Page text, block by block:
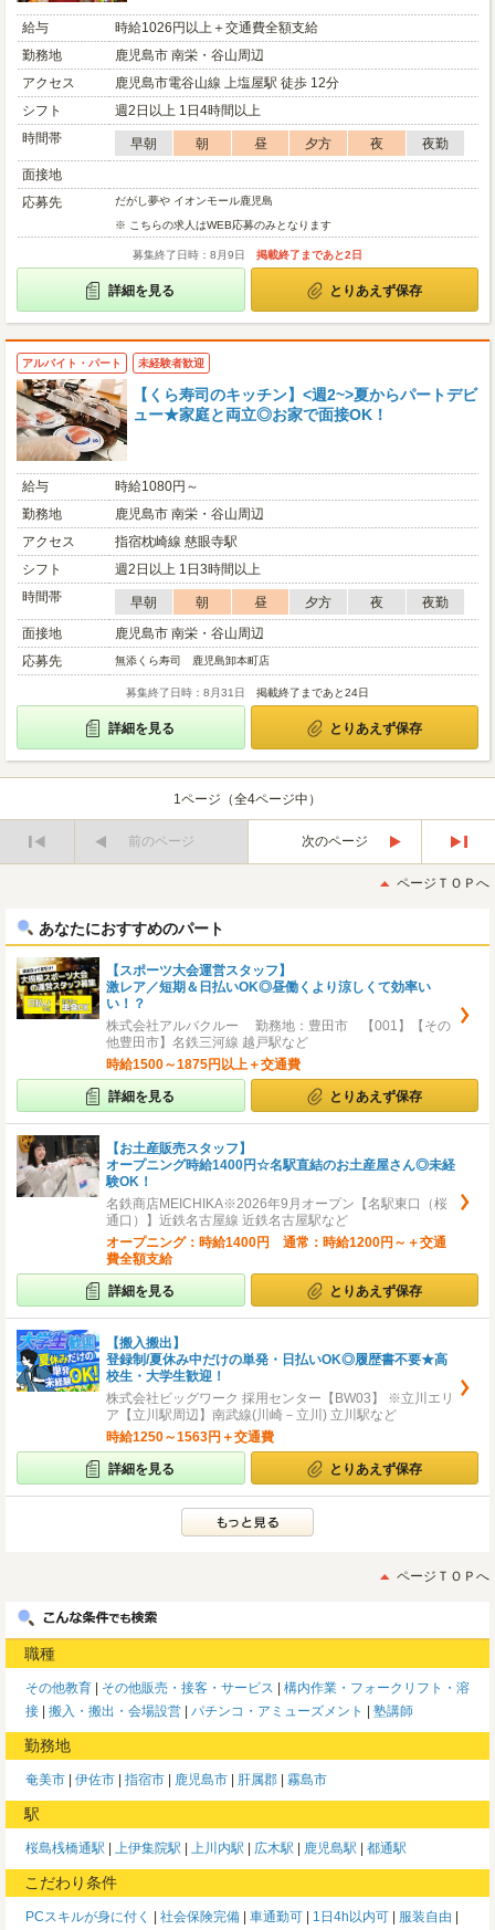
給与
時給1026円以上＋交通費全額支給
勤務地
鹿児島市 南栄・谷山周辺
アクセス
鹿児島市電谷山線 上塩屋駅 徒歩 12分
シフト
週2日以上 1日4時間以上
時間帯
早朝 朝 昼 夕方 夜
夜勤
面接地
応募先
だがし夢や イオンモール鹿児島
※ こちらの求人はWEB応募のみとなります
募集終了日時：8月9日 掲載終了まであと2日
詳細を見る とりあえず保存
アルバイト・パート 未経験者歓迎
【くら寿司のキッチン】<週2~>夏からパートデビ
ュー★家庭と両立◎お家で面接OK！
給与
時給1080円～
勤務地
鹿児島市 南栄・谷山周辺
アクセス
指宿枕崎線 慈眼寺駅
シフト
週2日以上 1日3時間以上
時間帯
早朝 朝 昼 夕方 夜
夜勤
面接地
鹿児島市 南栄・谷山周辺
応募先
無添くら寿司 鹿児島卸本町店
募集終了日時：8月31日 掲載終了まであと24日
詳細を見る とりあえず保存
1ページ（全4ページ中）
前のページ
次のページ
後
ページＴＯＰへ
あなたにおすすめのパート
【スポーツ大会運営スタッフ】
激レア／短期＆日払いOK◎昼働くより涼しくて効率い
い！？
株式会社アルバクルー 勤務地：豊田市 【001】【その
他豊田市】名鉄三河線 越戸駅など
時給1500～1875円以上＋交通費
詳細を見る とりあえず保存
【お土産販売スタッフ】
オープニング時給1400円☆名駅直結のお土産屋さん◎未経
験OK！
名鉄商店MEICHIKA※2026年9月オープン【名駅東口（桜
通口）】近鉄名古屋線 近鉄名古屋駅など
オープニング：時給1400円 通常：時給1200円～＋交通
費全額支給
詳細を見る とりあえず保存
【搬入搬出】
登録制/夏休み中だけの単発・日払いOK◎履歴書不要★高
校生・大学生歓迎！
株式会社ビッグワーク 採用センター【BW03】 ※立川エリ
ア【立川駅周辺】南武線(川崎－立川) 立川駅など
時給1250～1563円＋交通費
詳細を見る とりあえず保存
ページＴＯＰへ
職種
その他教育 その他販売・接客・サービス
構内作業・フォークリフト・溶
接
搬入・搬出・会場設営 パチンコ・アミューズメント 塾講師
勤務地
奄美市 伊佐市 指宿市 鹿児島市 肝属郡 霧島市
駅
桜島桟橋通駅 上伊集院駅 上川内駅 広木駅 鹿児島駅 都通駅
こだわり条件
PCスキルが身に付く 社会保険完備 車通勤可 1日4h以内可 服装自由